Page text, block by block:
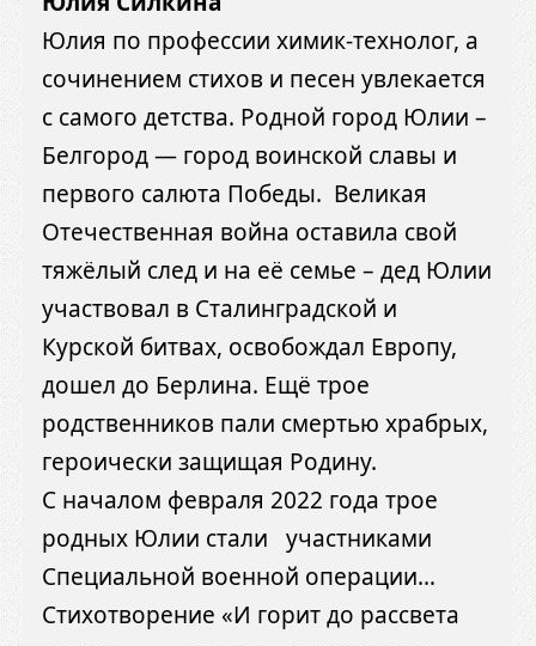
Юлия по профессии химик-технолог, а
сочинением стихов и песен увлекается
с самого детства. Родной город Юлии –
Белгород — город воинской славы и
первого салюта Победы. Великая
Отечественная война оставила свой
тяжёлый след и на её семье – дед Юлии
участвовал в Сталинградской и
Курской битвах, освобождал Европу,
дошел до Берлина. Ещё трое
родственников пали смертью храбрых,
героически защищая Родину.
С началом февраля 2022 года трое
родных Юлии стали участниками
Специальной военной операции…
Стихотворение «И горит до рассвета